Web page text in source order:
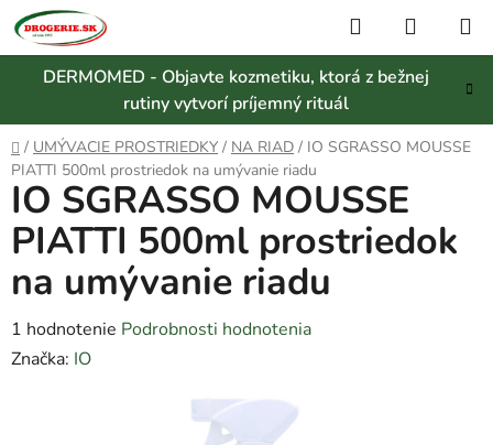
Prejsť
na
obsah
DERMOMED - Objavte kozmetiku, ktorá z bežnej
rutiny vytvorí príjemný rituál
Hľadať
KOŠÍK
Domov
/ UMÝVACIE PROSTRIEDKY / NA RIAD / IO SGRASSO MOUSSE
PIATTI 500ml prostriedok na umývanie riadu
IO SGRASSO MOUSSE
PIATTI 500ml prostriedok
na umývanie riadu
Priemerné
hodnotenie
1 hodnotenie Podrobnosti hodnotenia
Značka: IO